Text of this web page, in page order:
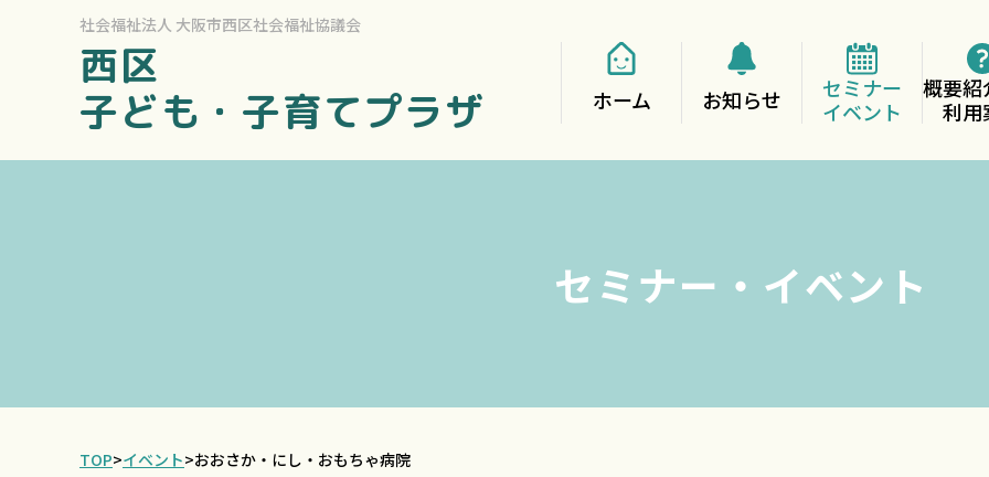
社会福祉法人 大阪市西区社会福祉協議会
西区
子ども・子育てプラザ
ホーム お知らせ
セミナー
イベント
概要紹
利用
セミナー・イベント
TOP>イベント>おおさか・にし・おもちゃ病院